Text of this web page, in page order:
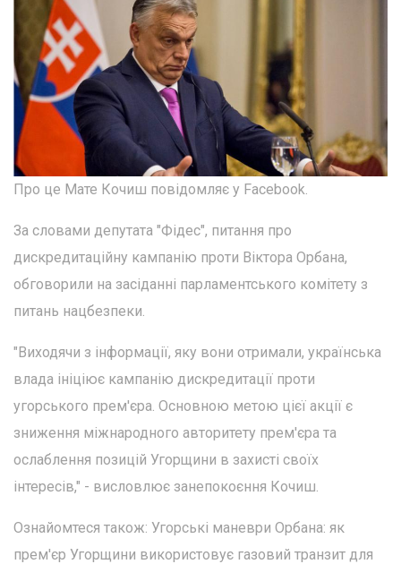
Про це Мате Кочиш повідомляє у Facebook.
За словами депутата "Фідес", питання про
дискредитаційну кампанію проти Віктора Орбана,
обговорили на засіданні парламентського комітету з
питань нацбезпеки.
"Виходячи з інформації, яку вони отримали, українська
влада ініціює кампанію дискредитації проти
угорського прем'єра. Основною метою цієї акції є
зниження міжнародного авторитету прем'єра та
ослаблення позицій Угорщини в захисті своїх
інтересів," - висловлює занепокоєння Кочиш.
Ознайомтеся також: Угорські маневри Орбана: як
прем'єр Угорщини використовує газовий транзит для